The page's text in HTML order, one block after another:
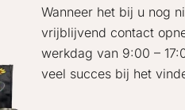
Wanneer het bij u nog
vrijblijvend contact
werkdag van 9:00 –
veel succes bij het